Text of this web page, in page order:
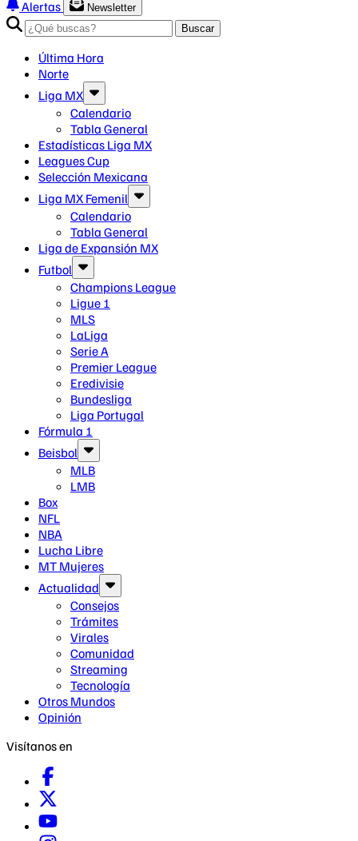
Alertas
Newsletter
Buscar
Última Hora
Norte
Liga MX
Calendario
Tabla General
Estadísticas Liga MX
Leagues Cup
Selección Mexicana
Liga MX Femenil
Calendario
Tabla General
Liga de Expansión MX
Futbol
Champions League
Ligue 1
MLS
LaLiga
Serie A
Premier League
Eredivisie
Bundesliga
Liga Portugal
Fórmula 1
Beisbol
MLB
LMB
Box
NFL
NBA
Lucha Libre
MT Mujeres
Actualidad
Consejos
Trámites
Virales
Comunidad
Streaming
Tecnología
Otros Mundos
Opinión
Visítanos en